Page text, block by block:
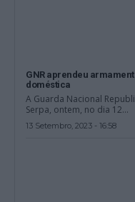
GNR aprendeu
doméstica
A Guarda Nacional
Serpa, ontem, no dia 12...
13 Setembro, 2023 - 16:58